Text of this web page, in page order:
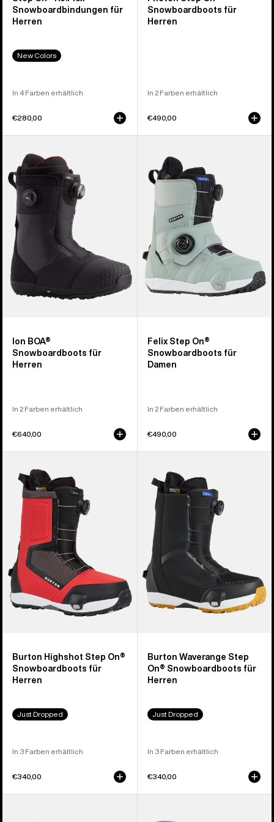
Snowboardbindungen für
Herren
New Colors
In 4 Farben erhältlich
€280,00
Snowboardboots für
Herren
In 2 Farben erhältlich
€490,00
BOA®
Snowboardboots
Herren
Ion BOA®
Snowboardboots für
Herren
In 2 Farben erhältlich
€640,00
Step
On®
Snowboardboots
Damen
Felix Step On®
Snowboardboots für
Damen
In 2 Farben erhältlich
€490,00
Highshot
Step On®
Snowboardboots
Herren
Burton Highshot Step On®
Snowboardboots für
Herren
Just Dropped
In 3 Farben erhältlich
€340,00
Waverange
Step
On®
Snowboardboots
Herren
Burton Waverange Step
On® Snowboardboots für
Herren
Just Dropped
In 3 Farben erhältlich
€340,00